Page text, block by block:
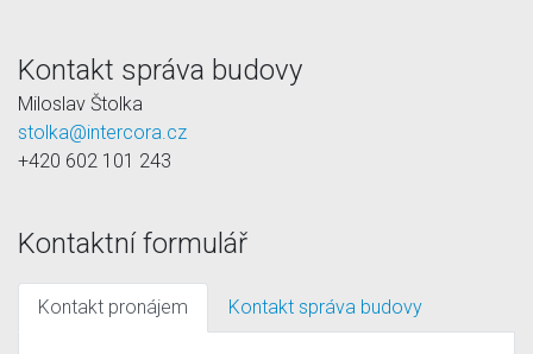
Kontakt správa budovy
Miloslav Štolka
stolka@intercora.cz
+420 602 101 243
Kontaktní formulář
Kontakt pronájem Kontakt správa budovy